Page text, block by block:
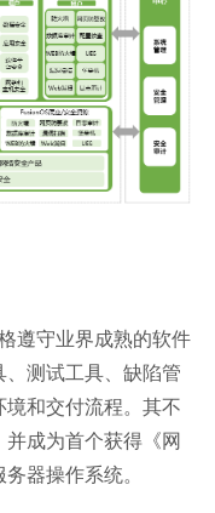
遵守业界成熟的软件
测试工具、缺陷管
和交付流程。其不
成为首个获得《网
器操作系统。